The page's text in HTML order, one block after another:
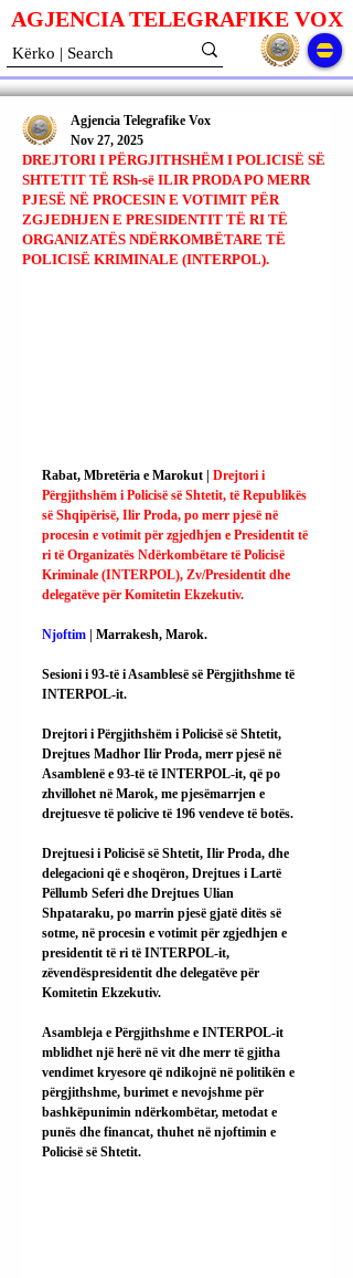
AGJENCIA TELEGRAFIKE VOX
DREJTORI I PËRGJITHSHËM I POLICISË SË
SHTETIT TË RSh-së ILIR PRODA PO MERR
PJESË NË PROCESIN E VOTIMIT PËR
ZGJEDHJEN E PRESIDENTIT TË RI TË
ORGANIZATËS NDËRKOMBËTARE TË
POLICISË KRIMINALE (INTERPOL).
Agjencia Telegrafike Vox
Nov 27, 2025
Rabat, Mbretëria e Marokut | Drejtori i
Përgjithshëm i Policisë së Shtetit, të Republikës
së Shqipërisë, Ilir Proda, po merr pjesë në
procesin e votimit për zgjedhjen e Presidentit të
ri të Organizatës Ndërkombëtare të Policisë
Kriminale (INTERPOL), Zv/Presidentit dhe
delegatëve për Komitetin Ekzekutiv.
Njoftim | Marrakesh, Marok.
Sesioni i 93-të i Asamblesë së Përgjithshme të
INTERPOL-it.
Drejtori i Përgjithshëm i Policisë së Shtetit,
Drejtues Madhor Ilir Proda, merr pjesë në
Asamblenë e 93-të të INTERPOL-it, që po
zhvillohet në Marok, me pjesëmarrjen e
drejtuesve të policive të 196 vendeve të botës.
Drejtuesi i Policisë së Shtetit, Ilir Proda, dhe
delegacioni që e shoqëron, Drejtues i Lartë
Pëllumb Seferi dhe Drejtues Ulian
Shpataraku, po marrin pjesë gjatë ditës së
sotme, në procesin e votimit për zgjedhjen e
presidentit të ri të INTERPOL-it,
zëvendëspresidentit dhe delegatëve për
Komitetin Ekzekutiv.
Asambleja e Përgjithshme e INTERPOL-it
mblidhet një herë në vit dhe merr të gjitha
vendimet kryesore që ndikojnë në politikën e
përgjithshme, burimet e nevojshme për
bashkëpunimin ndërkombëtar, metodat e
punës dhe financat, thuhet në njoftimin e
Policisë së Shtetit.